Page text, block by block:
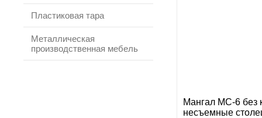
Пластиковая тара
Металлическая
производственная мебель
Мангал МС-6 без
несъемные